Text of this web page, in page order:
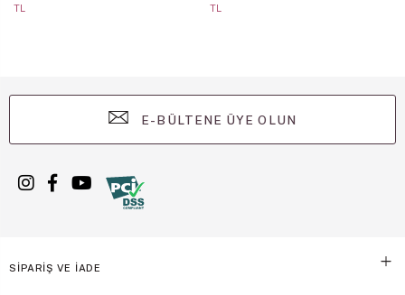
TL
TL
E-BÜLTENE ÜYE OLUN
SİPARİŞ VE İADE